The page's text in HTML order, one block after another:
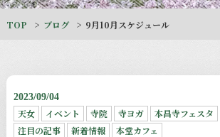
TOP ブログ 9月10月スケジュール
2023/09/04
天女 イベント 寺院 寺ヨガ 本昌寺フェスタ
注目の記事
新着情報 本堂カフェ